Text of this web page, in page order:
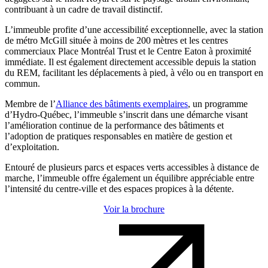
contribuant à un cadre de travail distinctif.
L’immeuble profite d’une accessibilité exceptionnelle, avec la station
de métro McGill située à moins de 200 mètres et les centres
commerciaux Place Montréal Trust et le Centre Eaton à proximité
immédiate. Il est également directement accessible depuis la station
du REM, facilitant les déplacements à pied, à vélo ou en transport en
commun.
Membre de l’Alliance des bâtiments exemplaires, un programme
d’Hydro-Québec, l’immeuble s’inscrit dans une démarche visant
l’amélioration continue de la performance des bâtiments et
l’adoption de pratiques responsables en matière de gestion et
d’exploitation.
Entouré de plusieurs parcs et espaces verts accessibles à distance de
marche, l’immeuble offre également un équilibre appréciable entre
l’intensité du centre-ville et des espaces propices à la détente.
Voir la brochure